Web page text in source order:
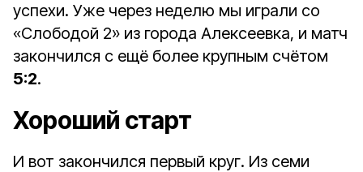
успехи. Уже через неделю мы играли со
«Слободой 2» из города Алексеевка, и матч
закончился с ещё более крупным счётом
5:2.
Хороший старт
И вот закончился первый круг. Из семи